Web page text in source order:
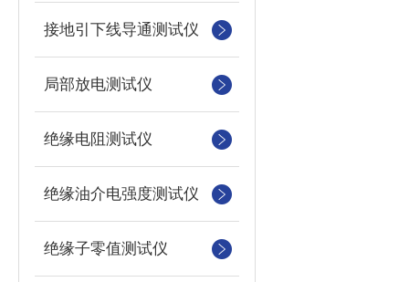
接地引下线导通测试仪
局部放电测试仪
绝缘电阻测试仪
绝缘油介电强度测试仪
绝缘子零值测试仪